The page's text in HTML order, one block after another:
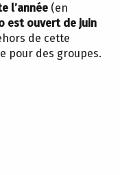
l’année (en
est ouvert de juin
de cette
pour des groupes.